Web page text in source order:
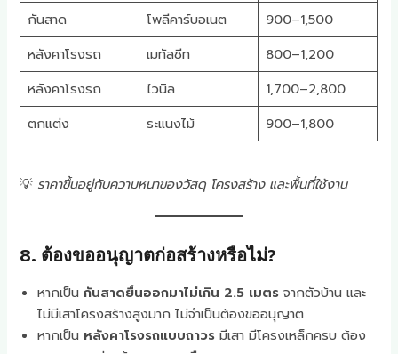
กันสาด
โพลีคาร์บอเนต
900–1,500
หลังคาโรงรถ
เมทัลชีท
800–1,200
หลังคาโรงรถ
ไวนิล
1,700–2,800
ตกแต่ง
ระแนงไม้ 900–1,800
💡 ราคาขึ้นอยู่กับความหนาของวัสดุ โครงสร้าง และพื้นที่ใช้งาน
8. ต้องขออนุญาตก่อสร้างหรือไม่?
หากเป็นกันสาดยื่นออกมาไม่เกิน 2.5 เมตร จากตัวบ้าน และ
ไม่มีเสาโครงสร้างสูงมาก ไม่จำเป็นต้องขออนุญาต
หากเป็น หลังคาโรงรถแบบถาวร มีเสา มีโครงเหล็กครบ ต้อง